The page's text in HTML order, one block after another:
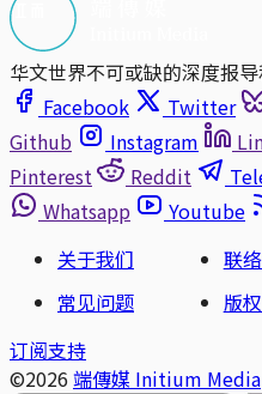
华文世界不可或缺的深度报
Facebook
Twitter
Github
Instagram
Pinterest
Reddit
Whatsapp
Youtube
关于我们
联
常见问题
版
订阅支持
©2026 端傳媒 Initium Media